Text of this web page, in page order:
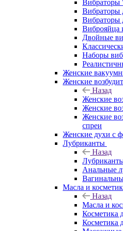
Вибраторы
Вибраторы
Вибраторы
Виброяйца
Двойные
Наборы
Женские
Женские
Назад
Женские
Женские
Женские
спреи
Женские духи с
Лубриканты
Назад
Анальные
Масла и
Назад
Масла и
Косметика
Косметика